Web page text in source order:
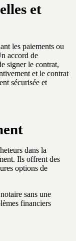
et
les paiements ou
accord de
signer le contrat,
et le contrat
sécurisée et
dans la
Ils offrent des
options de
sans une
financiers